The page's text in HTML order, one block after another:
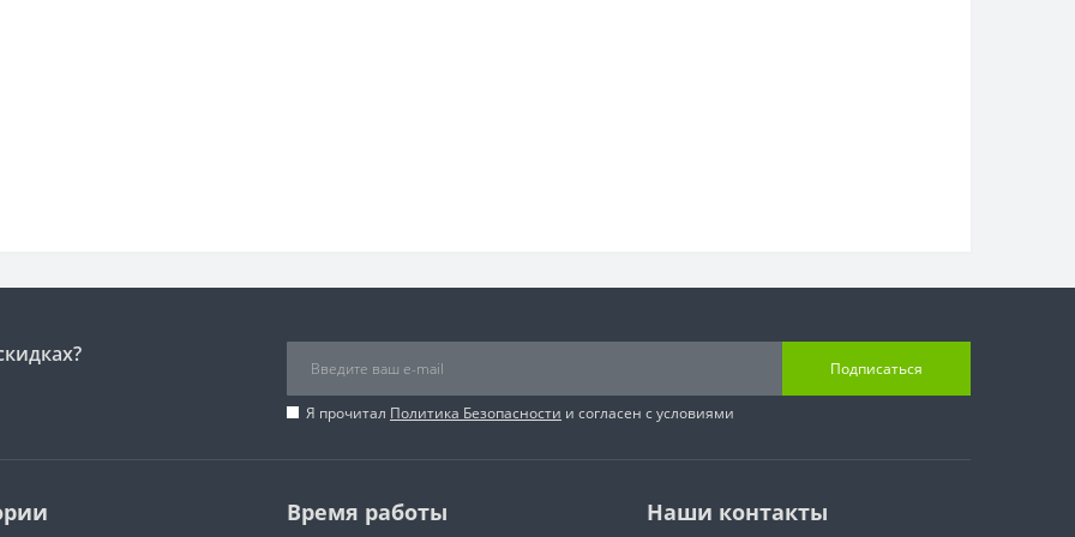
Подписаться
Я прочитал Политика Безопасности и согласен с условиями
Время работы Наши контакты